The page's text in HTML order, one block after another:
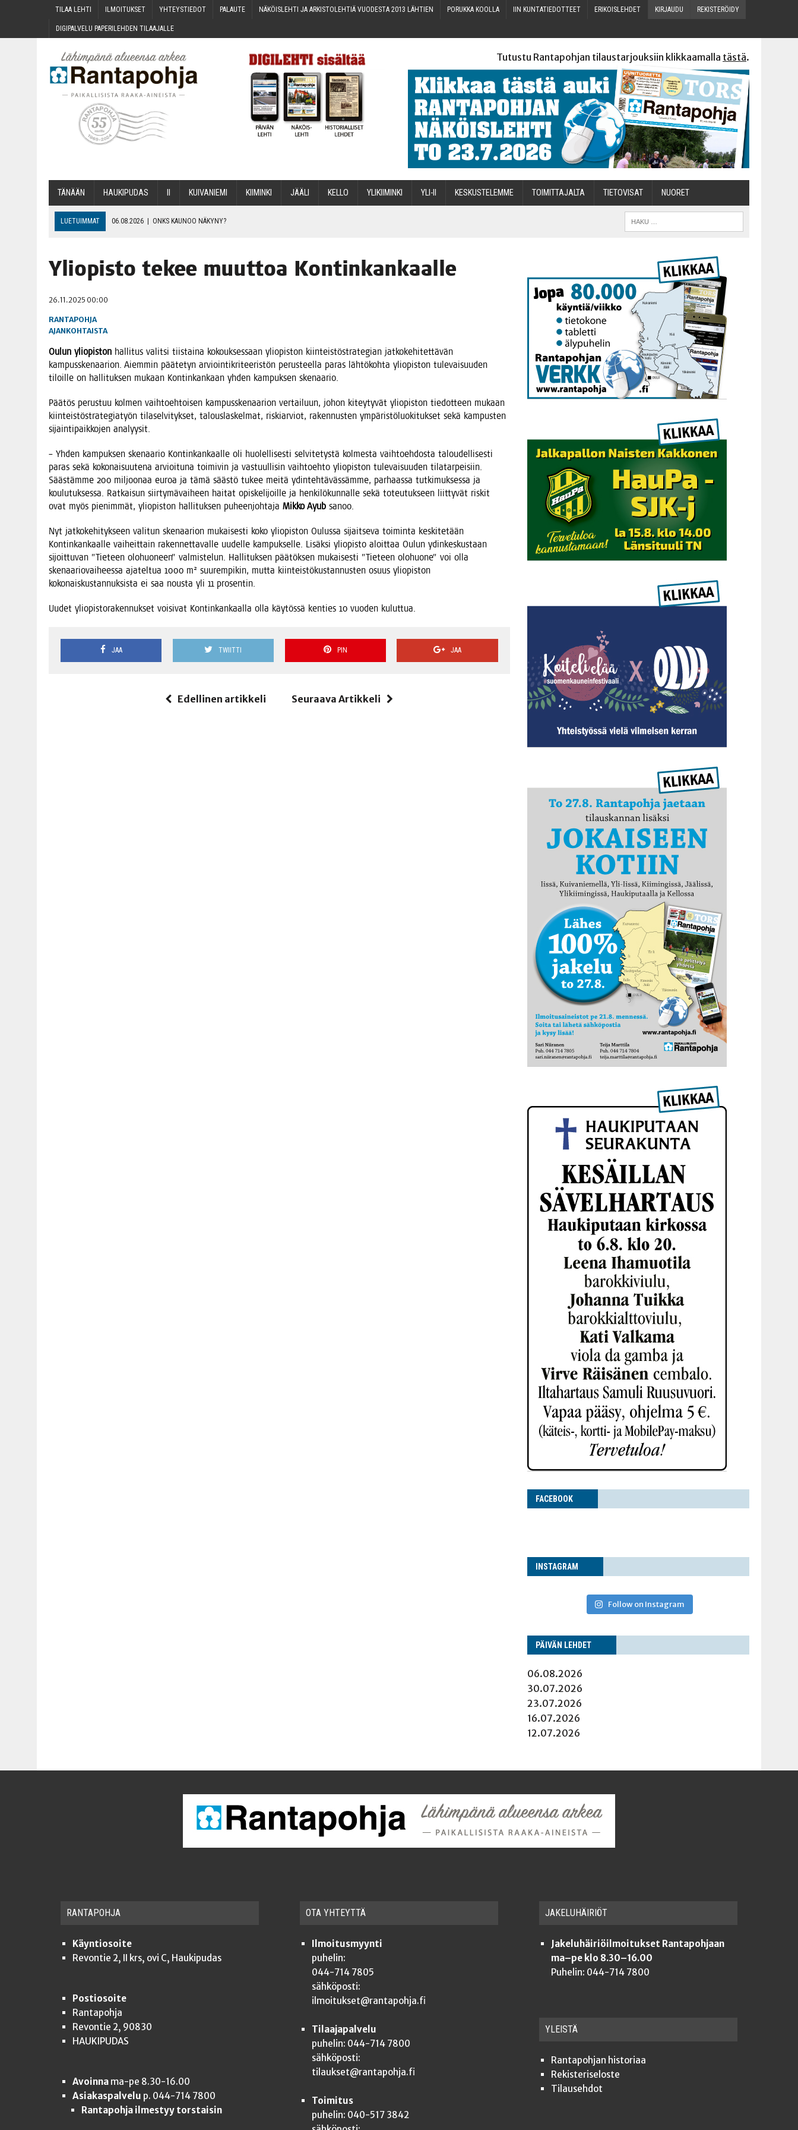
TILAA LEH­TI ILMOI­TUK­SET YHTEYS­TIE­DOT PALAU­TE NÄKÖIS­LEH­TI JA ARKIS­TO­LEH­TIÄ VUO­DES­TA 2013 LÄHTIEN PORUK­KA KOOLLA IIN KUN­TA­TIE­DOT­TEET ERI­KOIS­LEH­DET KIR­JAU­DU REKIS­TE­RÖI­DY
DIGI­PAL­VE­LU PAPE­RI­LEH­DEN TILAAJALLE
Tutustu Rantapohjan tilaustarjouksiin klikkaamalla tästä.
TÄNÄÄN HAU­KI­PU­DAS KUI­VA­NIE­MI KII­MIN­KI JÄÄ­LI KEL­LO YLI­KII­MIN­KI YLI-II KES­KUS­TE­LEM­ME TOI­MIT­TA­JAL­TA TIETOVISAT NUO­RET
LUETUIMMAT 06.08.2026 | ONKS KAU­NOO NÄKYNY?
06.08.2026 OPIN­TOI­HIN KAN­SA­LAIS­OPIS­TOS­SA VOI SAA­DA AVUSTUSTA
06.08.2026
06.08.2026 | KII­MIN­KI­PÄI­VÄT JÄR­JES­TE­TÄÄN PERIN­TEI­TÄ KUNNIOITTAEN
Yli­opis­to tekee muut­toa Kontinkankaalle
26.11.2025 00:00
RANTAPOHJA
AJANKOHTAISTA
Oulun yli­opis­ton hal­li­tus valit­si tiis­tai­na kokouk­ses­saan yli­opis­ton kiin­teis­tö­stra­te­gian jat­ko­ke­hi­tet­tä­vän
kam­puss­ke­naa­rion. Aiem­min pää­te­tyn arvioin­ti­kri­tee­ris­tön perus­teel­la paras läh­tö­koh­ta yli­opis­ton tule­vai­suu­den
tiloil­le on hal­li­tuk­sen mukaan Kon­tin­kan­kaan yhden kam­puk­sen skenaario.
Pää­tös perus­tuu kol­men vaih­toeh­toi­sen kam­puss­ke­naa­rion ver­tai­luun, johon kitey­ty­vät yli­opis­ton tie­dot­teen mukaan
kiin­teis­tö­stra­te­gia­työn tila­sel­vi­tyk­set, talous­las­kel­mat, ris­kiar­viot, raken­nus­ten ympä­ris­tö­luo­ki­tuk­set sekä kam­pus­ten
sijain­ti­paik­ko­jen analyysit.
– Yhden kam­puk­sen ske­naa­rio Kon­tin­kan­kaal­le oli huo­lel­li­ses­ti sel­vi­te­tys­tä kol­mes­ta vaih­toeh­dos­ta talou­del­li­ses­ti
paras sekä koko­nai­suu­te­na arvioi­tu­na toi­mi­vin ja vas­tuul­li­sin vaih­toeh­to yli­opis­ton tule­vai­suu­den tila­tar­pei­siin.
Sääs­täm­me 200 mil­joo­naa euroa ja tämä sääs­tö tukee mei­tä ydin­teh­tä­väs­säm­me, par­haas­sa tut­ki­muk­ses­sa ja
kou­lu­tuk­ses­sa. Rat­kai­sun siir­ty­mä­vai­heen hai­tat opis­ke­li­joil­le ja hen­ki­lö­kun­nal­le sekä toteu­tuk­seen liit­ty­vät ris­kit
ovat myös pie­nim­mät, yli­opis­ton hal­li­tuk­sen puheen­joh­ta­ja Mik­ko Ayub sanoo.
Nyt jat­ko­ke­hi­tyk­seen vali­tun ske­naa­rion mukai­ses­ti koko yli­opis­ton Oulus­sa sijait­se­va toi­min­ta kes­ki­te­tään
Kon­tin­kan­kaal­le vai­heit­tain raken­net­ta­val­le uudel­le kam­puk­sel­le. Lisäk­si yli­opis­to aloit­taa Oulun ydin­kes­kus­taan
sijoit­tu­van ”Tie­teen olo­huo­neen” val­mis­te­lun. Hal­li­tuk­sen pää­tök­sen mukai­ses­ti ”Tie­teen olo­huo­ne” voi olla
ske­naa­rio­vai­hees­sa aja­tel­tua 1000 m² suu­rem­pi­kin, mut­ta kiin­teis­tö­kus­tan­nus­ten osuus yli­opis­ton
koko­nais­kus­tan­nuk­sis­ta ei saa nous­ta yli 11 prosentin.
Uudet yli­opis­to­ra­ken­nuk­set voi­si­vat Kon­tin­kan­kaal­la olla käy­tös­sä ken­ties 10 vuo­den kuluttua.
JAA TWIITTI PIN JAA
Edellinen artikkeli Seuraava Artikkeli
FACE­BOOK
INS­TA­GRAM
Follow on Instagram
PÄI­VÄN LEHDET
06.08.2026
30.07.2026
23.07.2026
16.07.2026
12.07.2026
RAN­TA­POH­JA
Käyntiosoite
Revontie 2, II krs, ovi C, Haukipudas
Postiosoite
Rantapohja
Revontie 2, 90830
HAUKIPUDAS
Avoinna ma-pe 8.30-16.00
Asiakaspalvelu p. 044-714 7800
Rantapohja ilmestyy torstaisin
OTA YHTEYT­TÄ
Ilmoitusmyynti
puhelin:
044-714 7805
sähköposti:
ilmoitukset@rantapohja.fi
Tilaajapalvelu
puhelin: 044-714 7800
sähköposti:
tilaukset@rantapohja.fi
Toimitus
puhelin: 040-517 3842
JAKE­LU­HÄI­RIÖT
Jakeluhäiriöilmoitukset Rantapohjaan
ma–pe klo 8.30–16.00
Puhelin: 044-714 7800
YLEISTÄ
Ran­ta­poh­jan historiaa
Rekis­te­ri­se­los­te
Tilauseh­dot